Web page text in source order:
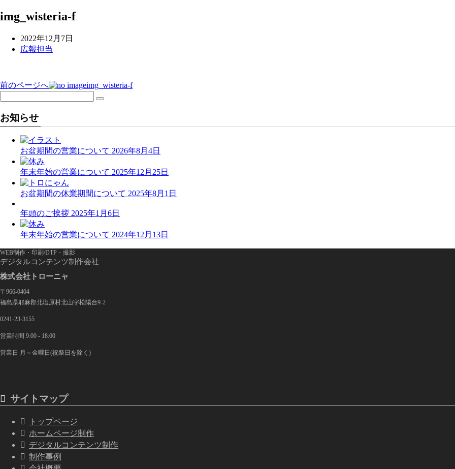
img_wisteria-f
2022年12月7日
広報担当
投
稿
ナ
前のページへ img_wisteria-f
お知らせ
お盆期間の営業について 2026年8月4日
年末年始の営業について 2025年12月25日
お盆期間の休業期間について 2025年8月1日
年頭のご挨拶 2025年1月6日
年末年始の営業について 2024年12月13日
WEB制作・印刷/DTP・撮影
デジタルコンテンツ制作会社
株式会社トローニャ
〒966-0404
福島県耶麻郡北塩原村北山字松陽台9-2
0241-23-3155
営業時間 9:00 - 18:00
営業日 月～金曜日(祝祭日を除く)
サイトマップ
トップページ
ホームページ制作
デジタルコンテンツ制作
制作事例